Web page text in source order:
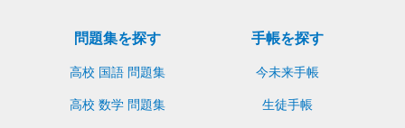
問題集を探す
高校 国語 問題集
高校 数学 問題集
手帳を探す
今未来手帳
生徒手帳